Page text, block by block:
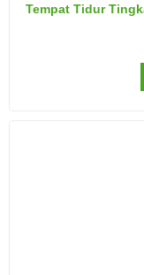
Tempat Tidur